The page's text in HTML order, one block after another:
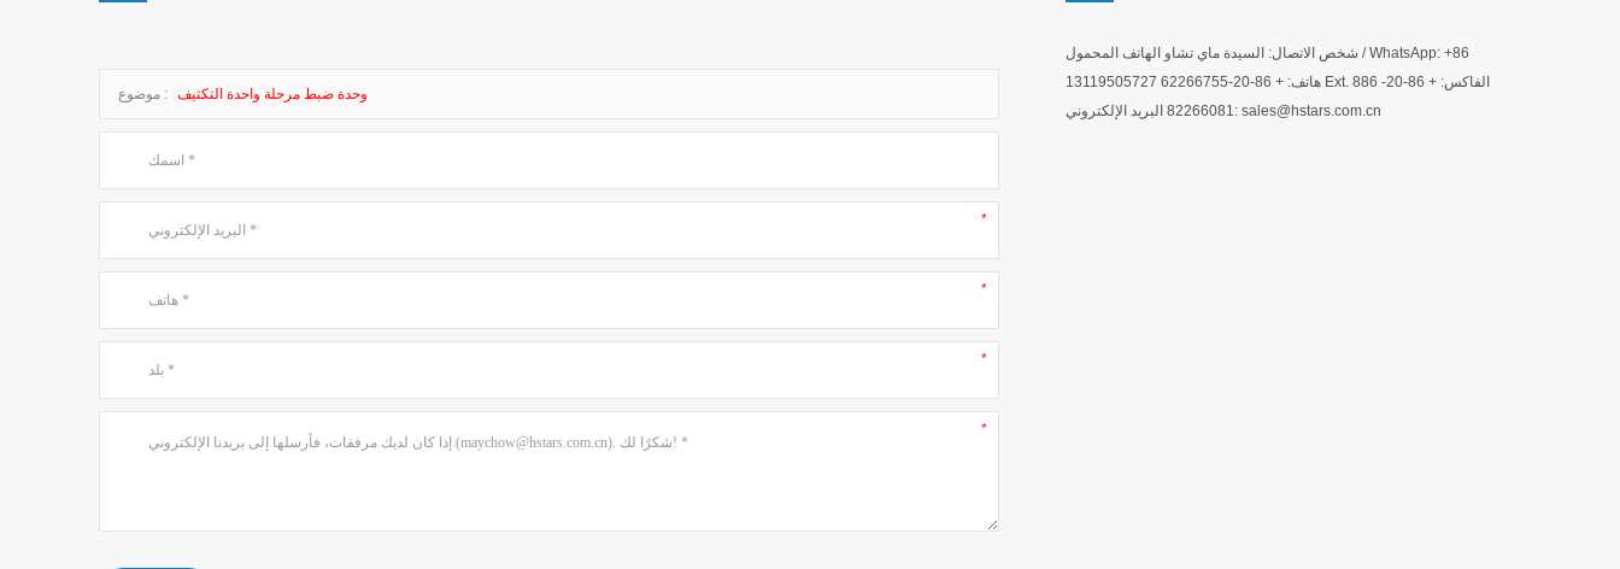
موضوع : وحدة ضبط مرحلة واحدة التكثيف
شخص الاتصال: السيدة ماي تشاو الهاتف المحمول / WhatsApp: +86
13119505727 هاتف: + 86-20-62266755 Ext. 886 الفاكس: + 86-20-
82266081 البريد الإلكتروني: sales@hstars.com.cn